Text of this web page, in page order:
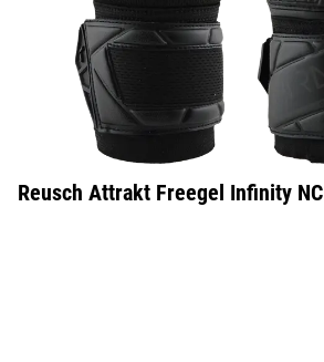
Reusch Attrakt Freegel Infinity NC